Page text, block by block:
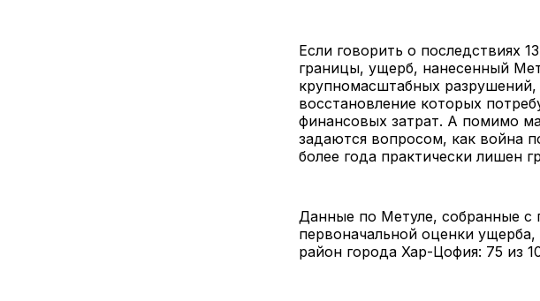
Если говорить о последствиях
границы, ущерб, нанесенный
крупномасштабных
восстановление которых
финансовых затрат. А помимо
задаются вопросом, как война
более года практически лишен
Данные по Метуле, собранные
первоначальной оценки
район города Хар-Цофия: 75 из